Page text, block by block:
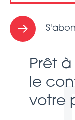
Prêt
le
votre